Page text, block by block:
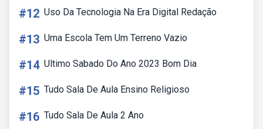
#12 Uso Da Tecnologia Na Era Digital Redação
#13 Uma Escola Tem Um Terreno Vazio
#14 Ultimo Sabado Do Ano 2023 Bom Dia
#15 Tudo Sala De Aula Ensino Religioso
#16 Tudo Sala De Aula 2 Ano